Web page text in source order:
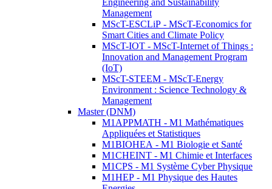
Engineering and Sustainability
Management
MScT-ESCLiP - MScT-Economics for
Smart Cities and Climate Policy
MScT-IOT - MScT-Internet of Things :
Innovation and Management Program
(IoT)
MScT-STEEM - MScT-Energy
Environment : Science Technology &
Management
Master (DNM)
M1APPMATH - M1 Mathématiques
Appliquées et Statistiques
M1BIOHEA - M1 Biologie et Santé
M1CHEINT - M1 Chimie et Interfaces
M1CPS - M1 Système Cyber Physique
M1HEP - M1 Physique des Hautes